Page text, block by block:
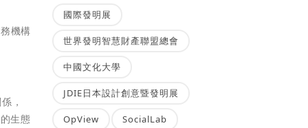
機構
，
生態
國際發明展
世界發明智慧財產聯盟總會
中國文化大學
JDIE日本設計創意暨發明展
OpView SocialLab